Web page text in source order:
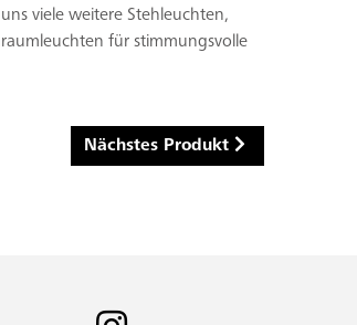
viele weitere Stehleuchten,
für stimmungsvolle
Nächstes Produkt